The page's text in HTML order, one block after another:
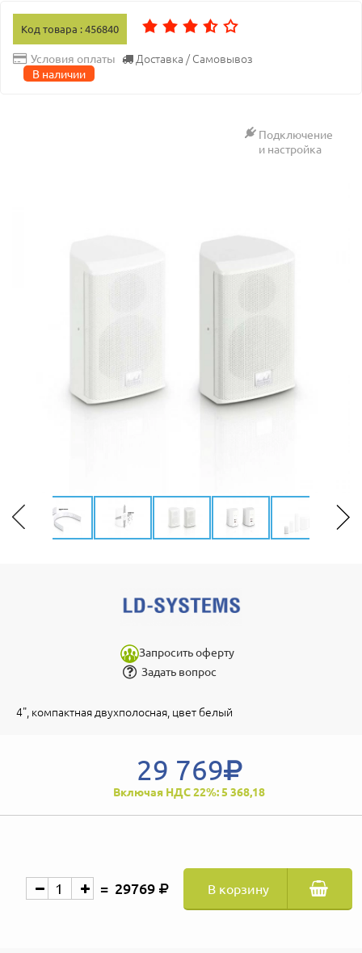
Код товара : 456840
Условия оплаты Доставка / Самовывоз
В наличии
Подключение
и настройка
Запросить оферту
Задать вопрос
4", компактная двухполосная, цвет белый
29 769
Включая НДС 22%: 5 368,18
29769 В корзину